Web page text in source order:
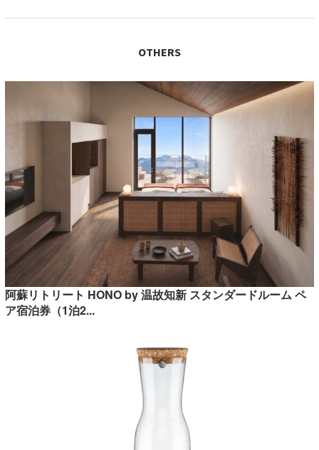
OTHERS
阿蘇リトリート HONO by 温故知新 スタンダードルーム ペ
ア宿泊券（1泊2...